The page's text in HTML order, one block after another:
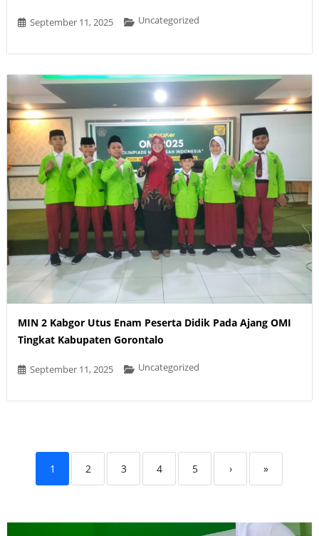
September 11, 2025 Uncategorized
MIN 2 Kabgor Utus Enam Peserta Didik Pada Ajang OMI
Tingkat Kabupaten Gorontalo
September 11, 2025 Uncategorized
1 2 3 4 5 › »